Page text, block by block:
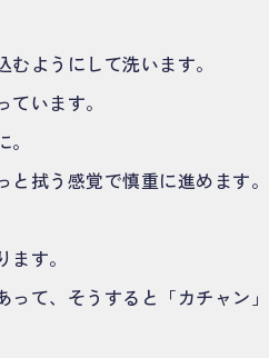
ようにして洗います。
います。
拭う感覚で慎重に進めます。
す。
て、そうすると「カチャン」